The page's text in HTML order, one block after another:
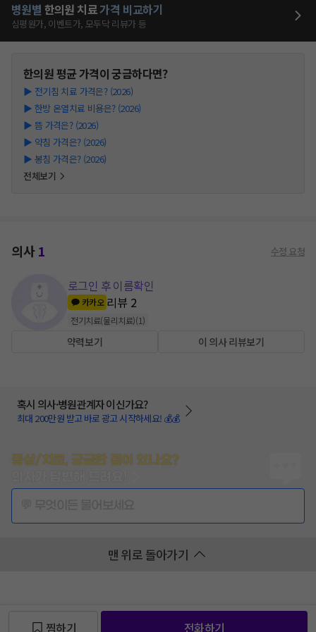
병원별 한의원 치료가격 비교하기
심평원가, 이벤트가, 모두닥 리뷰가 등
한의원평균 가격이 궁금하다면?
▶ 전기침 치료 가격은? (2026)
▶ 한방 온열치료 비용은? (2026)
▶ 뜸 가격은? (2026)
▶ 약침 가격은? (2026)
▶ 봉침 가격은? (2026)
전체보기
의사1 수정 요청
로그인 후 이름확인
카카오 리뷰 2
전기치료(물리치료)(1)
약력보기 이 의사 리뷰보기
혹시 의사·병원관계자 이신가요?
최대 200만원 받고 바로 광고 시작하세요! 💰💰
증상/치료, 궁금한 점이 있나요?
맨 위로 돌아가기
찜하기 전화하기